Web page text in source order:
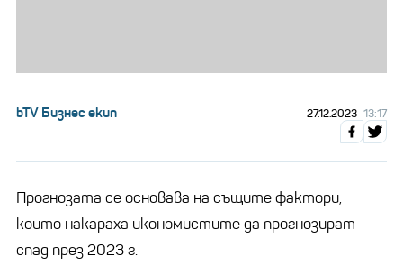
bTV Бизнес екип 27.12.2023 13:17
Прогнозата се основава на същите фактори,
които накараха икономистите да прогнозират
спад през 2023 г.